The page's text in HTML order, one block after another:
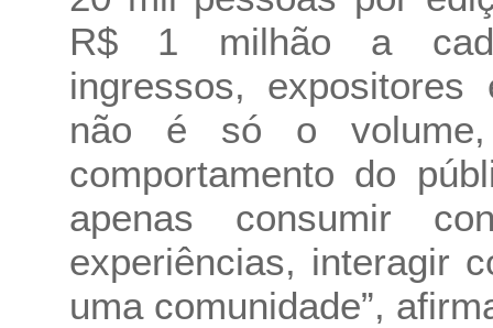
R$ 1 milhão a
ingressos,
não é só o
comportamento do
apenas consumir
experiências, interagir
uma comunidade”,